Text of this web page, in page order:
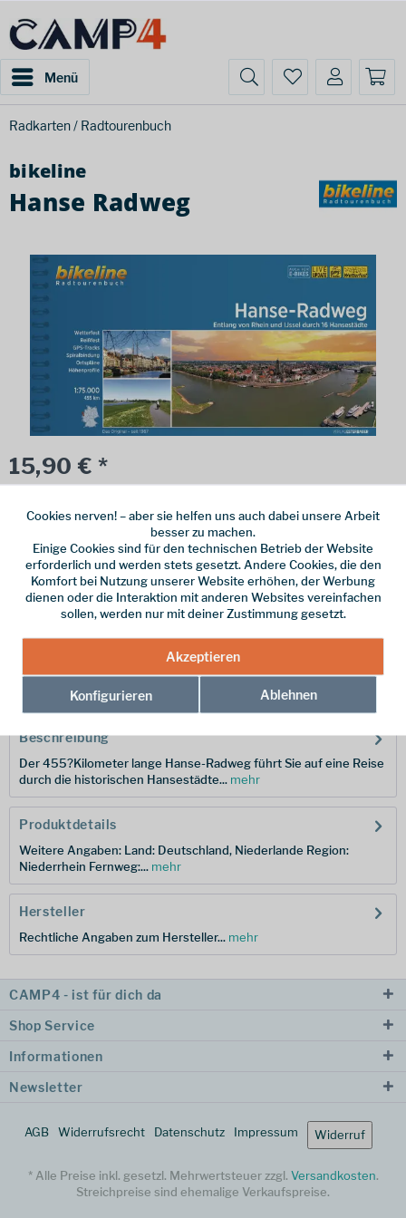
Menü
Radkarten / Radtourenbuch
bikeline
Hanse Radweg
15,90 € *
Online bestellen Ladenabholung
vorrätig | Lieferzeit 1-3 Werktage
In den Warenkorb
Merken
Hersteller-Nr.: 9783711101112
Beschreibung
Der 455?Kilometer lange Hanse-Radweg führt Sie auf eine Reise
durch die historischen Hansestädte... mehr
Produktdetails
Weitere Angaben: Land: Deutschland, Niederlande Region:
Niederrhein Fernweg:... mehr
Hersteller
Rechtliche Angaben zum Hersteller... mehr
CAMP4 - ist für dich da
Shop Service
Informationen
Newsletter
AGB Widerrufsrecht Datenschutz Impressum Widerruf
* Alle Preise inkl. gesetzl. Mehrwertsteuer zzgl. Versandkosten.
Streichpreise sind ehemalige Verkaufspreise.
Cookies nerven! – aber sie helfen uns auch dabei unsere Arbeit
besser zu machen.
Einige Cookies sind für den technischen Betrieb der Website
erforderlich und werden stets gesetzt. Andere Cookies, die den
Komfort bei Nutzung unserer Website erhöhen, der Werbung
dienen oder die Interaktion mit anderen Websites vereinfachen
sollen, werden nur mit deiner Zustimmung gesetzt.
Akzeptieren
Konfigurieren Ablehnen